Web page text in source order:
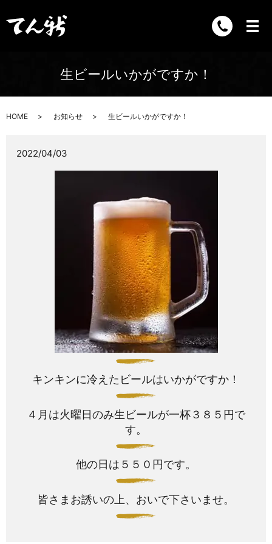
生ビールいかがですか！
HOME お知らせ 生ビールいかがですか！
2022/04/03
キンキンに冷えたビールはいかがですか！
４月は火曜日のみ生ビールが一杯３８５円で
す。
他の日は５５０円です。
皆さまお誘いの上、おいで下さいませ。